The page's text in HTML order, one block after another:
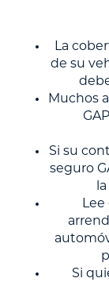
La
de su
Muchos
Si su
seguro
Si